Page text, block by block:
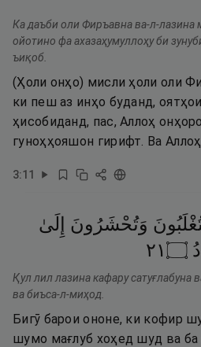
Ка даъби оли Фиръавна ва-л-лазина
ойотино фа ахазаҳумуллоҳу би
ъиқоб.
(Ҳоли онҳо) мисли ҳоли оли
ки пеш аз инҳо буданд,
ҳисобиданд, пас, Аллоҳ
гуноҳҳояшон гирифт. Ва
3:11
وَتُحْشَرُونَ
إِلَىٰ
۝١٢
Қул лил лазина кафару сатуғлабуна
ва биъса-л-миҳод.
Бигӯ барои ононе, ки кофир
шумо мағлуб хоҳед шуд ва ба